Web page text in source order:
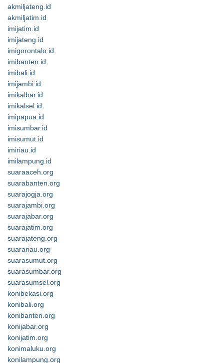
akmiljateng.id
akmiljatim.id
imijatim.id
imijateng.id
imigorontalo.id
imibanten.id
imibali.id
imijambi.id
imikalbar.id
imikalsel.id
imipapua.id
imisumbar.id
imisumut.id
imiriau.id
imilampung.id
suaraaceh.org
suarabanten.org
suarajogja.org
suarajambi.org
suarajabar.org
suarajatim.org
suarajateng.org
suarariau.org
suarasumut.org
suarasumbar.org
suarasumsel.org
konibekasi.org
konibali.org
konibanten.org
konijabar.org
konijatim.org
konimaluku.org
konilampung.org